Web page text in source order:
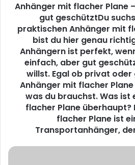
Anhänger mit flacher Plane
gut geschütztDu
praktischen Anhänger mit
bist du hier genau
Anhängern ist perfekt,
einfach, aber gut
willst. Egal ob privat oder
Anhänger mit flacher
was du brauchst. Was ist
flacher Plane überhaupt?
flacher Plane ist
Transportanhänger,